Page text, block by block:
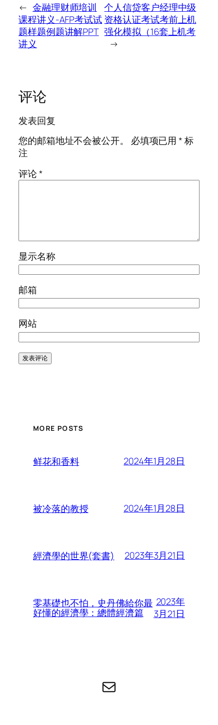
← 金融理财师培训
课程讲义-AFP考试试
题样题例题讲解PPT
讲义
个人信贷客户经理中级
资格认证考试考前上机
强化模拟（16套上机考
→
评论
发表回复
您的邮箱地址不会被公开。
必填项已用*标
注
评论*
显示名称
邮箱
网站
MORE POSTS
鲜花和香料 2024年1月28日
被冷落的教授 2024年1月28日
經濟學的世界(套書) 2023年3月21日
零基礎也不怕，史丹佛給你最
好懂的經濟學：總體經濟篇
2023年
3月21日
电子邮件